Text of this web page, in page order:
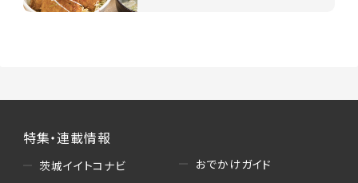
特集・連載情報
茨城イイトコナビ
おでかけガイド